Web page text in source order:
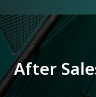
After